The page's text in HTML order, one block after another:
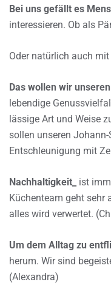
Bei uns gefällt es
interessieren. Ob als
Oder natürlich auch
Das wollen wir unseren
lebendige
lässige Art und Weise
sollen unseren
Entschleunigung mit
Nachhaltigkeit_
ist
Küchenteam geht
alles wird verwertet.
Um dem Alltag zu
herum. Wir sind
(Alexandra)